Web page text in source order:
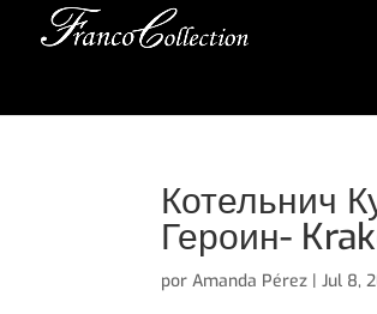
Котельнич
Героин-
porAmanda Pérez |Jul 8,